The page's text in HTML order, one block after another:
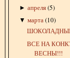
► апреля(5)
▼ марта(10)
ВСЕ НА
ВЕСНЫ!!!